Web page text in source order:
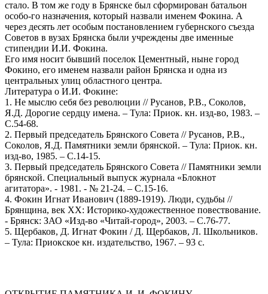
стало. В том же году в Брянске был сформирован батальон
особо-го назначения, который назвали именем Фокина. А
через десять лет особым постановлением губернского съезда
Советов в вузах Брянска были учреждены две именные
стипендии И.И. Фокина.
Его имя носит бывший поселок Цементный, ныне город
Фокино, его именем назвали район Брянска и одна из
центральных улиц областного центра.
Литература о И.И. Фокине:
1. Не мыслю себя без революции // Русанов, Р.В., Соколов,
Я.Д. Дорогие сердцу имена. – Тула: Приок. кн. изд-во, 1983. –
С.54-68.
2. Первый председатель Брянского Совета // Русанов, Р.В.,
Соколов, Я.Д. Памятники земли брянской. – Тула: Приок. кн.
изд-во, 1985. – С.14-15.
3. Первый председатель Брянского Совета // Памятники земли
брянской. Специальный выпуск журнала «Блокнот
агитатора». - 1981. - № 21-24. – С.15-16.
4. Фокин Игнат Иванович (1889-1919). Люди, судьбы //
Брянщина, век ХХ: Историко-художественное повествование.
- Брянск: ЗАО «Изд-во «Читай-город», 2003. – С.76-77.
5. Щербаков, Д. Игнат Фокин / Д. Щербаков, Л. Школьников.
– Тула: Приокское кн. издательство, 1967. – 93 с.